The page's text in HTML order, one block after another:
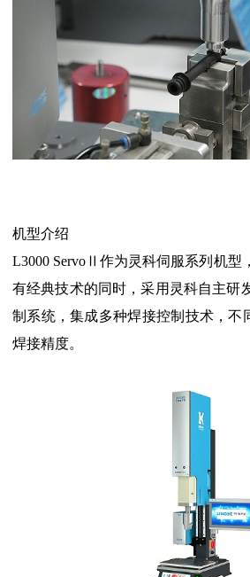
机型介绍
L3000 ServoⅡ作为灵科伺服系列机型
有经典技术的同时，采用灵科自主研
制系统，集成多种焊接控制技术，不
焊接精度。